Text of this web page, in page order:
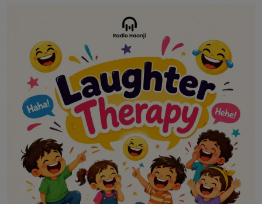
Kitaab Kahani
Gallery
Sponsors
Matrimonial
Event
Contact